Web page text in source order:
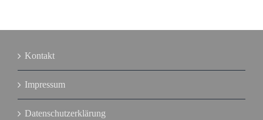
Kontakt
Impressum
Datenschutzerklärung